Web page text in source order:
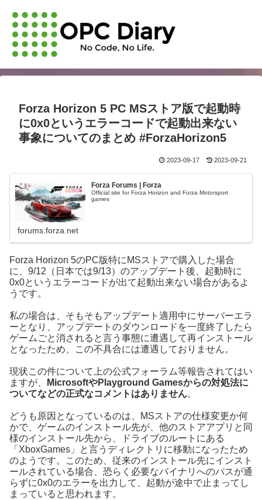
Forza Horizon 5 PC MSストア版で起動時
に0x0というエラーコードで起動出来ない
事象についてのまとめ #ForzaHorizon5
2023-09-17 2023-09-21
Forza Forums | Forza
Official site for Forza Horizon and Forza Motorsport
games
forums.forza.net
Forza Horizon 5のPC版特にMSストアで購入した場合
に、9/12（日本では9/13）のアップデート後、起動時に
0x0というエラーコードが出て起動出来ない場合があるよ
うです。
私の場合は、そもそもアップデート適用中にサーバーエラ
ーとなり、アップデートのダウンロードを一度終了したら
ゲームごと消されると言う事態に遭遇して再インストール
となったため、この不具合には遭遇しておりません。
現状この件について上の公式フォーラム等報告されてはい
ますが、
MicrosoftやPlayground Gamesからの対処法に
ついてなどの正式なコメントはありません。
どうも原因となっているのは、MSストアの仕様変更か何
かで、ゲームのインストール先が、他のストアアプリと同
様のインストール先から、ドライブのルートにある
「XboxGames」と言うディレクトリに移動になったため
のようです。このため、従来のインストール先にインスト
ールされている場合、恐らく必要なバイナリへのパスが通
らずに0x0のエラーを出力して、起動が途中で止まってし
まっていると思われます。